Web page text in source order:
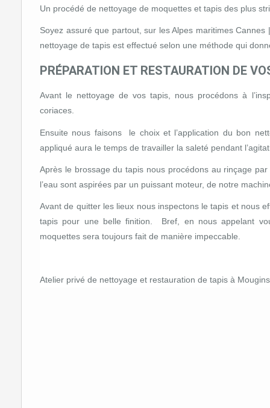
Un procédé de nettoyage de moquettes et tapis des plus
Soyez assuré que partout, sur les Alpes maritimes
nettoyage de tapis est effectué selon une méthode qui
PRÉPARATION ET RESTAURATION DE
Avant le nettoyage de vos tapis, nous procédons à
coriaces.
Ensuite nous faisons le choix et l’application du bon
appliqué aura le temps de travailler la saleté pendant
Après le brossage du tapis nous procédons au rinçage
l’eau sont aspirées par un puissant moteur, de notre
Avant de quitter les lieux nous inspectons le tapis et nous
tapis pour une belle finition. Bref, en nous appelant
moquettes sera toujours fait de manière impeccable.
Atelier privé de nettoyage et restauration de tapis à Mougins